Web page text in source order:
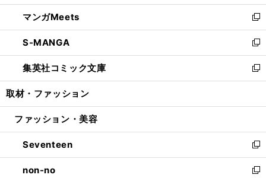
開
く
ウ
で
開
く
ン
ド
ウ
で
開
く
ウ
ィ
ン
ド
ウ
で
開
し
い
ウ
ィ
ン
ド
ウ
開
マンガMeets
新
し
い
ウ
ィ
ン
ウ
開
く
S-MANGA
新
し
い
ウ
ン
ウ
で
開
く
集英社コミック文庫
新
し
ウ
ン
ド
ウ
で
取材・ファッション
ファッション・美容
Seventeen
新
し
い
non-no
新